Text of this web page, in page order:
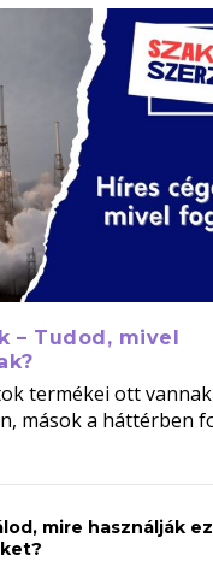
– Tudod, mivel
termékei ott
mások a háttérben
mire használják